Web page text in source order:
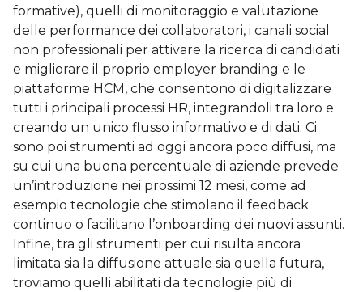
formative), quelli di monitoraggio e valutazione
delle performance dei collaboratori, i canali social
non professionali per attivare la ricerca di candidati
e migliorare il proprio employer branding e le
piattaforme HCM, che consentono di digitalizzare
tutti i principali processi HR, integrandoli tra loro e
creando un unico flusso informativo e di dati. Ci
sono poi strumenti ad oggi ancora poco diffusi, ma
su cui una buona percentuale di aziende prevede
un’introduzione nei prossimi 12 mesi, come ad
esempio tecnologie che stimolano il feedback
continuo o facilitano l’onboarding dei nuovi assunti.
Infine, tra gli strumenti per cui risulta ancora
limitata sia la diffusione attuale sia quella futura,
troviamo quelli abilitati da tecnologie più di